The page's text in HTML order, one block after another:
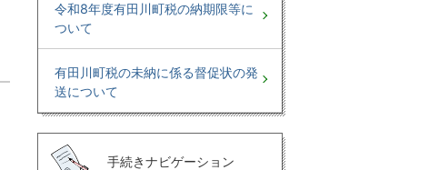
令和8年度有田川町税の納期限等に
ついて
有田川町税の未納に係る督促状の発
送について
手続きナビゲーション